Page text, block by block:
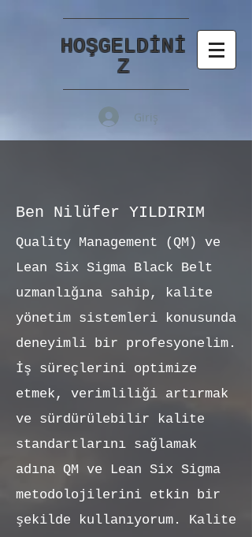
HOŞGELDİNİ
Z
Giriş
Ben Nilüfer YILDIRIM
Quality Management (QM) ve
Lean Six Sigma Black Belt
uzmanlığına sahip, kalite
yönetim sistemleri konusunda
deneyimli bir profesyonelim.
İş süreçlerini optimize
etmek, verimliliği artırmak
ve sürdürülebilir kalite
standartlarını sağlamak
adına QM ve Lean Six Sigma
metodolojilerini etkin bir
şekilde kullanıyorum. Kalite